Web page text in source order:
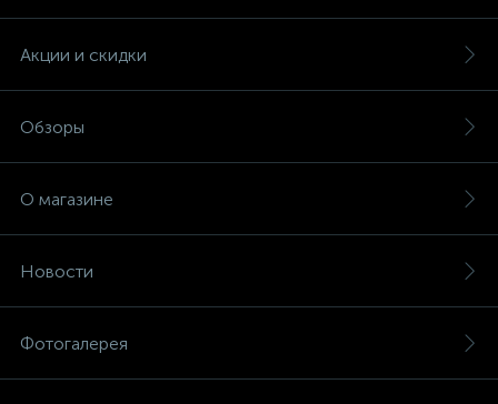
Акции и скидки
Обзоры
О магазине
Новости
Фотогалерея